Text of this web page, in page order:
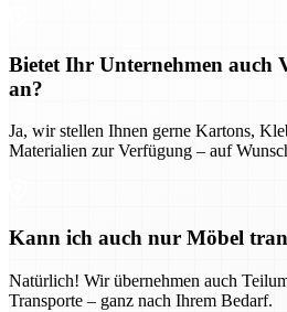
Bietet Ihr Unternehmen auch
an?
Ja, wir stellen Ihnen gerne Kartons,
Materialien zur Verfügung – auf
Kann ich auch nur Möbel
Natürlich! Wir übernehmen auch
Transporte – ganz nach Ihrem Bedarf.